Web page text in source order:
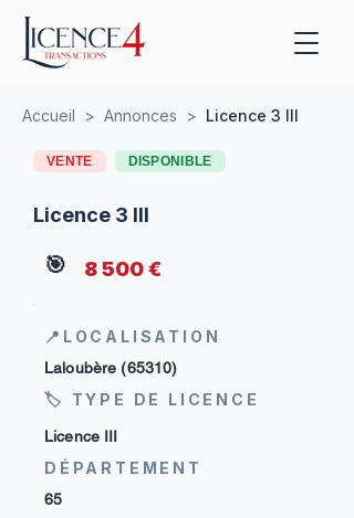
Accueil > Annonces > Licence 3 III
VENTE DISPONIBLE
Licence 3 III
🎯 8 500 €
📍LOCALISATION
Laloubère (65310)
🏷 TYPE DE LICENCE
Licence III
DÉPARTEMENT
65